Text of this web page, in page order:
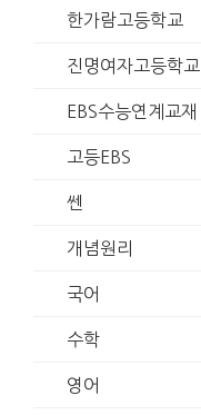
한가람고등학교
진명여자고등학교
EBS수능연계교재
고등EBS
쎈
개념원리
국어
수학
영어